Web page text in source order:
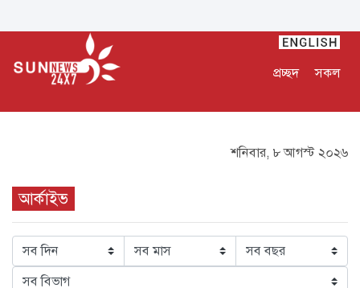
প্রচ্ছদ সকল
শনিবার, ৮ আগস্ট ২০২৬
আর্কাইভ